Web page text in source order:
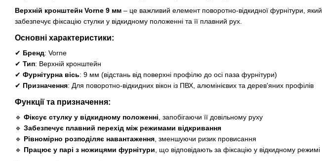
Верхній кронштейн Vorne 9 мм – це важливий елемент поворотно-відкидної фурнітури, який
забезпечує фіксацію стулки у відкидному положенні та її плавний рух.
Основні характеристики:
✔ Бренд: Vorne
✔ Тип: Верхній кронштейн
✔ Фурнітурна вісь: 9 мм (відстань від поверхні профілю до осі паза фурнітури)
✔ Призначення: Для поворотно-відкидних вікон із ПВХ, алюмінієвих та дерев'яних профілів
Функції та призначення:
🔹 Фіксує стулку у відкидному положенні , запобігаючи її довільному руху
🔹 Забезпечує плавний перехід між режимами відкривання
🔹 Рівномірно розподіляє навантаження , зменшуючи ризик провисання
🔹 Працює у парі з ножицями фурнітури , що відповідають за фіксацію у відкидному режимі